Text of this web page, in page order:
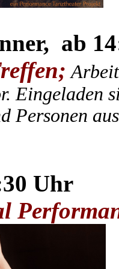
ab
. Eingeladen
Personen
Uhr